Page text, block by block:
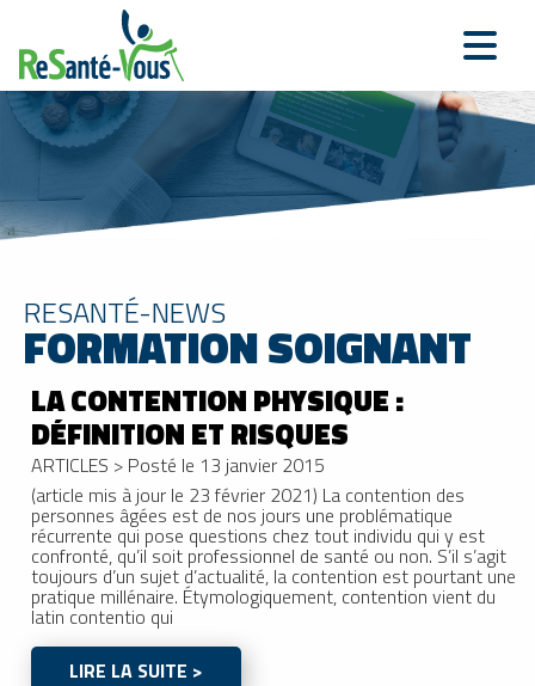
RESANTÉ-NEWS
FORMATION SOIGNANT
LA CONTENTION PHYSIQUE :
DÉFINITION ET RISQUES
ARTICLES > Posté le 13 janvier 2015
(article mis à jour le 23 février 2021) La contention des
personnes âgées est de nos jours une problématique
récurrente qui pose questions chez tout individu qui y est
confronté, qu’il soit professionnel de santé ou non. S’il s’agit
toujours d’un sujet d’actualité, la contention est pourtant une
pratique millénaire. Étymologiquement, contention vient du
latin contentio qui
LIRE LA SUITE >